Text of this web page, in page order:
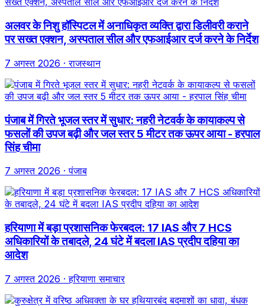
अलवर के निशु हॉस्पिटल में अनाधिकृत व्यक्ति द्वारा डिलीवरी कराने
पर सख्त एक्शन, अस्पताल सील और एफआईआर दर्ज करने के निर्देश
7 अगस्त 2026 · राजस्थान
पंजाब में गिरते भूजल स्तर में सुधार: नहरी नेटवर्क के कायाकल्प से
फसलों की उपज बढ़ी और जल स्तर 5 मीटर तक ऊपर आया - हरपाल
सिंह चीमा
7 अगस्त 2026 · पंजाब
हरियाणा में बड़ा प्रशासनिक फेरबदल: 17 IAS और 7 HCS
अधिकारियों के तबादले, 24 घंटे में बदला IAS प्रदीप दहिया का
आदेश
7 अगस्त 2026 · हरियाणा समाचार